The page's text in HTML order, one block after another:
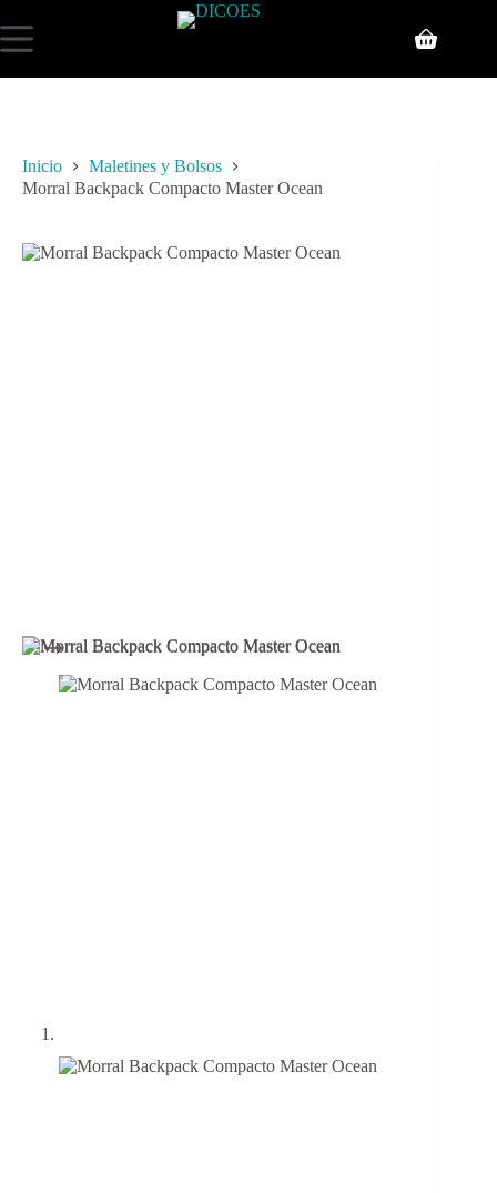
Inicio
Maletines y Bolsos
Morral Backpack Compacto Master Ocean